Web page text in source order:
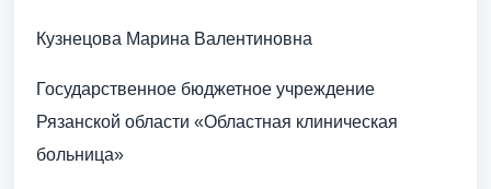
Кузнецова Марина Валентиновна
Государственное бюджетное учреждение
Рязанской области «Областная клиническая
больница»